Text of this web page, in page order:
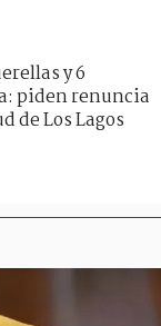
y 6
piden renuncia
de Los Lagos